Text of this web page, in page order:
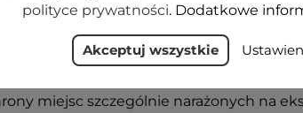
sprawdziliśmy w
miejsc szczególnie narażonych na
polityce prywatności. Dodatkowe
Akceptuj wszystkie